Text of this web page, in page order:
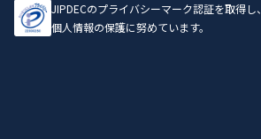
JIPDECのプライバシーマーク認証を取得し、
個人情報の保護に努めています。